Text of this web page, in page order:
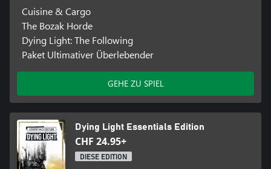
TAG-UND-NACHT-ZYKLUS
Erlebe die dramatische Veränderung der Welt, wenn du bei
Sonnenuntergang vom Jäger zum Gejagten wirst. Stelle dich der
kommenden Bedrohung oder laufe weg, ohne je zurück zu
schauen.
Schließe dich mit anderen Spielern im aufregenden Koop-Modus
zusammen und erhöht so eure Überlebenschancen. Bestreitet die
Story-Kampagne gemeinsam und zeigt, wie weit ihr es als Team
schafft.
Cuisine & Cargo
The Bozak Horde
Dying Light: The Following
Paket Ultimativer Überlebender
GEHE ZU SPIEL
Dying Light Essentials Edition
CHF 24.95+
DIESE EDITION